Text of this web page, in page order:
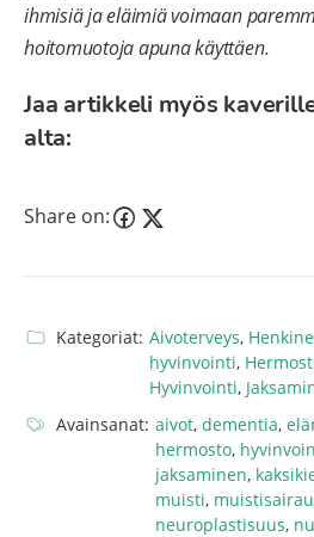
ihmisiä ja eläimiä voimaan
hoitomuotoja apuna käyttäen.
Jaa artikkeli myös
alta:
Share on:
Kategoriat: Aivoterveys,
hyvinvointi,
Hyvinvointi,
Avainsanat: aivot, dementia,
hermosto,
jaksaminen,
muisti,
neuroplastisuus,